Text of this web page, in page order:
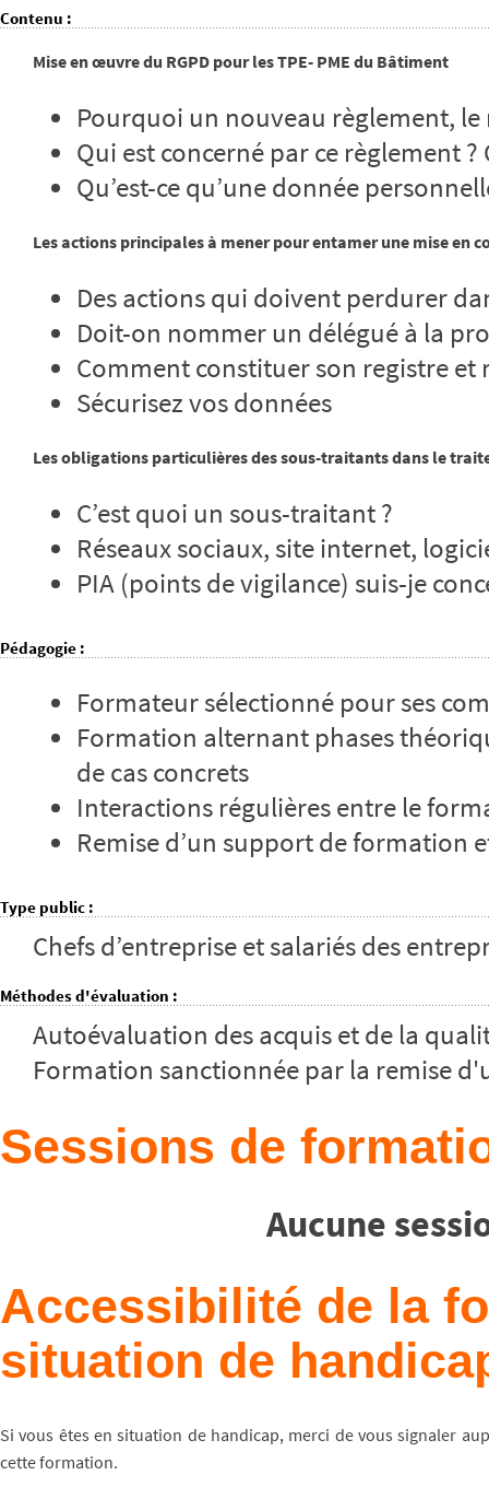
Contenu :
Mise en œuvre du RGPD pour les TPE- PME du Bâtiment
Pourquoi un nouveau règlement, le
Qui est concerné par ce règlement ?
Qu’est-ce qu’une donnée
Les actions principales à mener pour entamer une mise en
Des actions qui doivent perdurer
Doit-on nommer un délégué à la
Comment constituer son registre et
Sécurisez vos données
Les obligations particulières des sous-traitants dans le
C’est quoi un sous-traitant ?
Réseaux sociaux, site internet,
PIA (points de vigilance) suis-je
Pédagogie :
Formateur sélectionné pour ses
Formation alternant phases
de cas concrets
Interactions régulières entre le
Remise d’un support de formation
Type public :
Chefs d’entreprise et salariés des
Méthodes d'évaluation :
Autoévaluation des acquis et de la
Formation sanctionnée par la remise
Sessions de
Aucune
Accessibilité de la
situation de
Si vous êtes en situation de handicap, merci de vous signaler
cette formation.